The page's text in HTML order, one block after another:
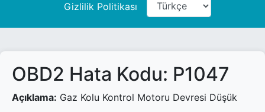
Gizlilik Politikası
OBD2 Hata Kodu: P1047
Açıklama: Gaz Kolu Kontrol Motoru Devresi Düşük